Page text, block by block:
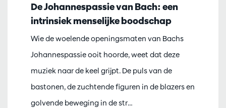
De Johannespassie van Bach: een
intrinsiek menselijke boodschap
Wie de woelende openingsmaten van Bachs
Johannespassie ooit hoorde, weet dat deze
muziek naar de keel grijpt. De puls van de
bastonen, de zuchtende figuren in de blazers en
golvende beweging in de str…